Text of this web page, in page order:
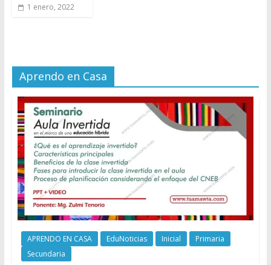
1 enero, 2022
Aprendo en Casa
APRENDO EN CASA EduNoticias Inicial
Primaria
Secundaria